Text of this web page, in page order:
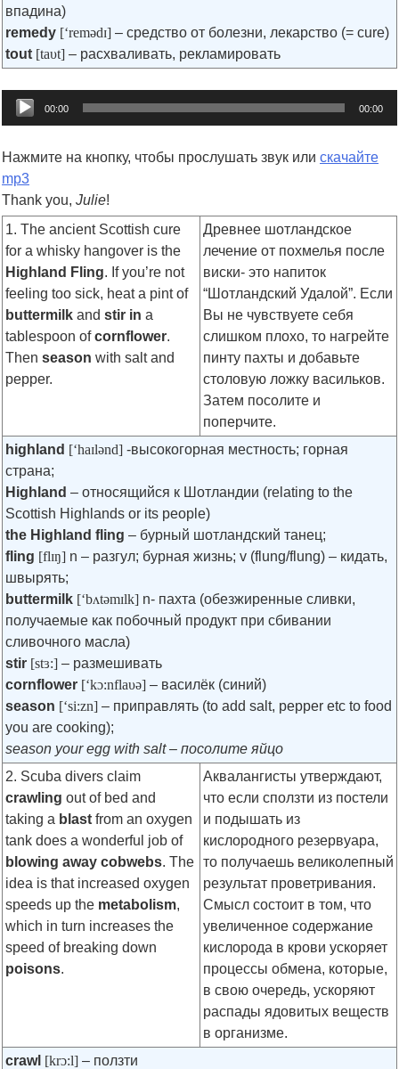
впадина)
remedy [‘remədɪ] – средство от болезни, лекарство (= cure)
tout [taυt] – расхваливать, рекламировать
Audio
Player
00:00 00:00
Нажмите на кнопку, чтобы прослушать звук или скачайте
mp3
Thank you, Julie!
1. The ancient Scottish cure
for a whisky hangover is the
Highland Fling. If you’re not
feeling too sick, heat a pint of
buttermilk and stir in a
tablespoon ofcornflower.
Then season with salt and
pepper.
Древнее шотландское
лечение от похмелья после
виски- это напиток
“Шотландский Удалой”. Если
Вы не чувствуете себя
слишком плохо, то нагрейте
пинту пахты и добавьте
столовую ложку васильков.
Затем посолите и
поперчите.
highland [‘haɪlənd] -высокогорная местность; горная
страна;
Highland – относящийся к Шотландии (relating to the
Scottish Highlands or its people)
the Highland fling – бурный шотландский танец;
fling [flɪŋ] n – разгул; бурная жизнь; v (flung/flung) – кидать,
швырять;
buttermilk [‘bʌtəmɪlk] n- пахта (обезжиренные сливки,
получаемые как побочный продукт при сбивании
сливочного масла)
stir [stɜ:] – размешивать
cornflower [‘kɔ:nflaυə] – василёк (синий)
season [‘si:zn] – приправлять (to add salt, pepper etc to food
you are cooking);
season your egg with salt – посолите яйцо
2. Scuba divers claim
crawling out of bed and
taking a blast from an oxygen
tank does a wonderful job of
blowing away cobwebs. The
idea is that increased oxygen
speeds up the metabolism,
which in turn increases the
speed of breaking down
poisons.
Аквалангисты утверждают,
что если сползти из постели
и подышать из
кислородного резервуара,
то получаешь великолепный
результат проветривания.
Смысл состоит в том, что
увеличенное содержание
кислорода в крови ускоряет
процессы обмена, которые,
в свою очередь, ускоряют
распады ядовитых веществ
в организме.
crawl [krɔ:l] – ползти